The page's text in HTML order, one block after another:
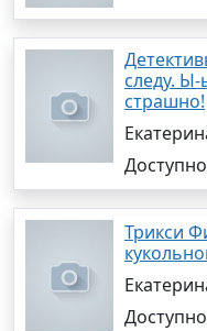
следу.
страшно!
Трикси